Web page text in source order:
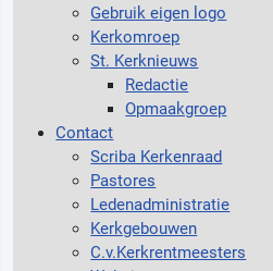
Gebruik eigen logo
Kerkomroep
St. Kerknieuws
Redactie
Opmaakgroep
Contact
Scriba Kerkenraad
Pastores
Ledenadministratie
Kerkgebouwen
C.v.Kerkrentmeesters